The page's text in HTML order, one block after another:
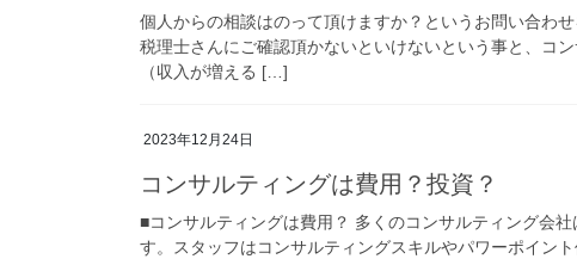
個人からの相談はのって頂けますか？というお問い合わ
税理士さんにご確認頂かないといけないという事と、コ
（収入が増える […]
2023年12月24日
コンサルティングは費用？投資？
■コンサルティングは費用？ 多くのコンサルティング会
す。スタッフはコンサルティングスキルやパワーポイン